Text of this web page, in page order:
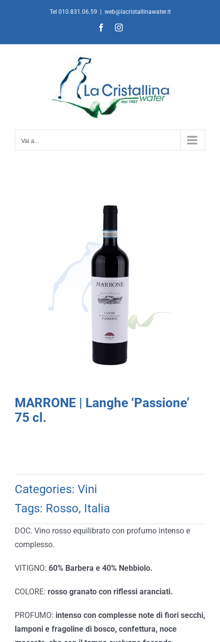
Tel 010.831.06.59 web@lacristallinawater.it
FacebookInstagram
Vai a...
MARRONE | Langhe ‘Passione’
75 cl.
Categories: Vini
Tags: Rosso, Italia
DOC. Vino rosso equilibrato con profumo intenso e
complesso.
VITIGNO: 60% Barbera e 40% Nebbiolo.
COLORE: rosso granato con riflessi aranciati.
PROFUMO: intenso con complesse note di fiori secchi,
lamponi e fragoline di bosco, confettura, noce